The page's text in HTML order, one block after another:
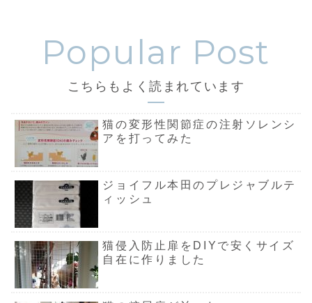
こちらもよく読まれています
猫の変形性関節症の注射ソレンシ
アを打ってみた
ジョイフル本田のプレジャブルテ
ィッシュ
猫侵入防止扉をDIYで安くサイズ
自在に作りました